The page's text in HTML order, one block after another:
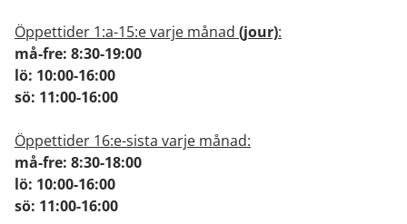
Öppettider 1:a-15:e varje månad (jour):
må-fre: 8:30-19:00
lö: 10:00-16:00
sö: 11:00-16:00
Öppettider 16:e-sista varje månad:
må-fre: 8:30-18:00
lö: 10:00-16:00
sö: 11:00-16:00